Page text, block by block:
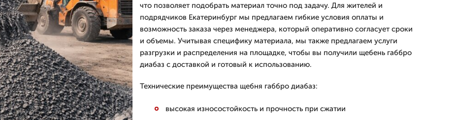
что позволяет подобрать материал точно под задачу. Для жителей и
подрядчиков Екатеринбург мы предлагаем гибкие условия оплаты и
возможность заказа через менеджера, который оперативно согласует сроки
и объемы. Учитывая специфику материала, мы также предлагаем услуги
разгрузки и распределения на площадке, чтобы вы получили щебень габбро
диабаз с доставкой и готовый к использованию.
Технические преимущества щебня габбро диабаз:
высокая износостойкость и прочность при сжатии